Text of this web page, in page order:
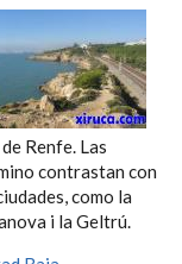
Renfe. Las
contrastan con
como la
i la Geltrú.